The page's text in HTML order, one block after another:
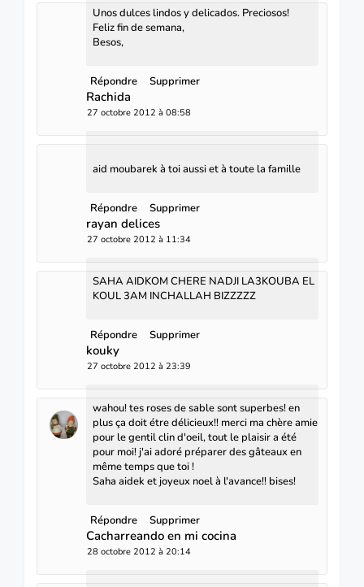
Unos dulces lindos y delicados. Preciosos!
Feliz fin de semana,
Besos,
Répondre Supprimer
Rachida
27 octobre 2012 à 08:58
aid moubarek à toi aussi et à toute la famille
Répondre Supprimer
rayan delices
27 octobre 2012 à 11:34
SAHA AIDKOM CHERE NADJI LA3KOUBA EL
KOUL 3AM INCHALLAH BIZZZZZ
Répondre Supprimer
kouky
27 octobre 2012 à 23:39
wahou! tes roses de sable sont superbes! en
plus ça doit étre délicieux!! merci ma chère amie
pour le gentil clin d'oeil, tout le plaisir a été
pour moi! j'ai adoré préparer des gâteaux en
même temps que toi !
Saha aidek et joyeux noel à l'avance!! bises!
Répondre Supprimer
Cacharreando en mi cocina
28 octobre 2012 à 20:14